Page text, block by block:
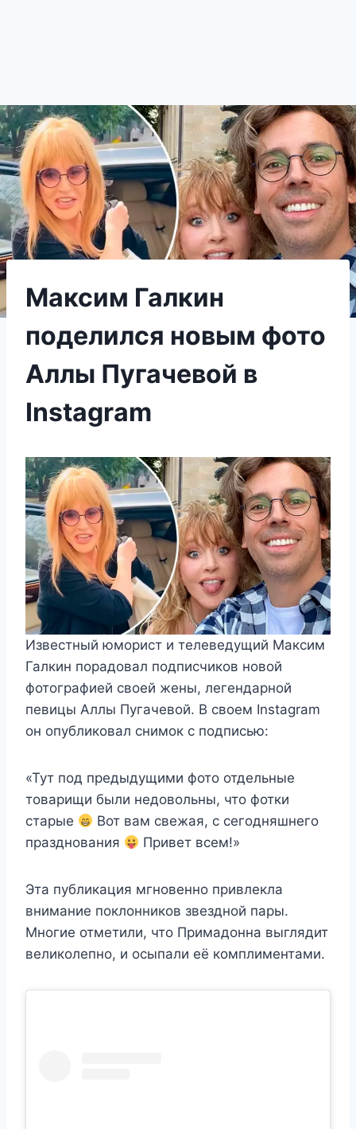
Максим Галкин
поделился новым фото
Аллы Пугачевой в
Instagram
Известный юморист и телеведущий Максим
Галкин порадовал подписчиков новой
фотографией своей жены, легендарной
певицы Аллы Пугачевой. В своем Instagram
он опубликовал снимок с подписью:
«Тут под предыдущими фото отдельные
товарищи были недовольны, что фотки
старые
Вот вам свежая, с сегодняшнего
празднования
Привет всем!»
Эта публикация мгновенно привлекла
внимание поклонников звездной пары.
Многие отметили, что Примадонна выглядит
великолепно, и осыпали её комплиментами.